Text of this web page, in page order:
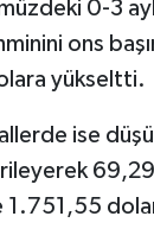
0-3
ons
yükseltti.
ise